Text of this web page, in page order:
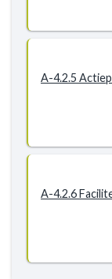
A-4.2.5
A-4.2.6